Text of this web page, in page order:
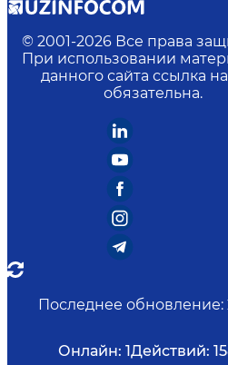
© 2001-2026 Все права
При использовании
данного сайта ссылка
обязательна.
Последнее обновление:
Онлайн: 1Действий: